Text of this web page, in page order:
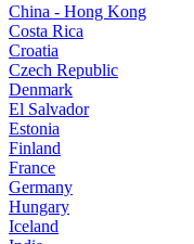
China - Hong Kong
Costa Rica
Croatia
Czech Republic
Denmark
El Salvador
Estonia
Finland
France
Germany
Hungary
Iceland